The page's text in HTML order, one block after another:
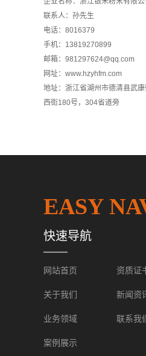
联系人：孙先生
电话：8016379
手机：13819270899
邮箱：981297624@qq.com
网址：www.hzyhfm.com
地址：浙江省湖州市德清县武
西街180号，304省道旁
EASY
快速导航
网站首页 资质证
关于我们 新闻资
业务领域 联系我们
案例展示